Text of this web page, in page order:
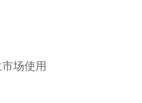
场使用